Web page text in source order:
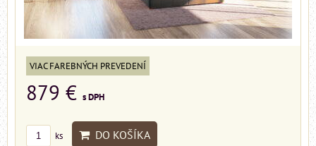
VIAC FAREBNÝCH PREVEDENÍ
879 € s DPH
ks DO KOŠÍKA